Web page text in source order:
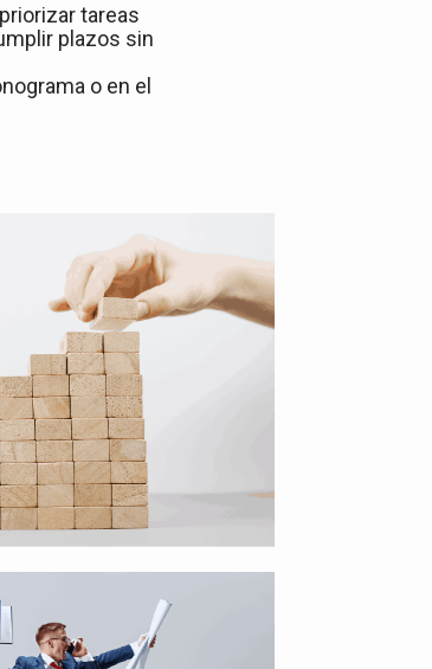
tareas
plazos sin
o en el